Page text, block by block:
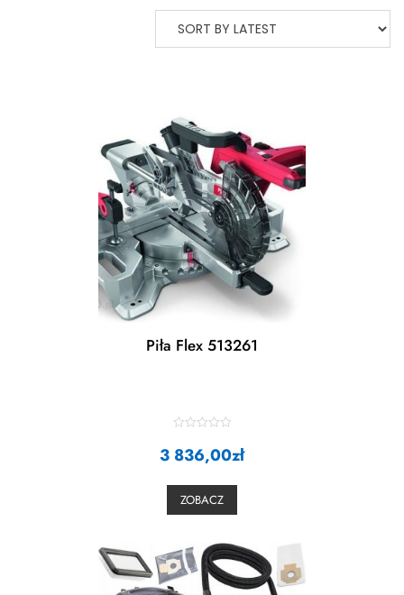
Piła Flex 513261
a
t
u
5
3 836,00zł
ZOBACZ